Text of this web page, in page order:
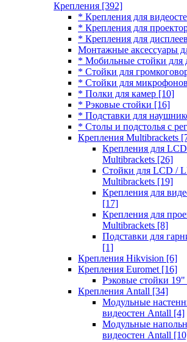
Крепления [392]
* Крепления для
* Крепления для
* Крепления для
Монтажные аксессуары
* Мобильные стойки для
* Стойки для
* Стойки для микрофонов
* Полки для камер [10]
* Рэковые стойки [16]
* Подставки для
* Столы и подстолья с
Крепления Multibrackets
Крепления для
Multibrackets [26]
Стойки для LCD /
Multibrackets [19]
Крепления для
[17]
Крепления для
Multibrackets [8]
Подставки для
[1]
Крепления Hikvision [6]
Крепления Euromet [16]
Рэковые стойки 19"
Крепления Antall [34]
Модульные
видеостен Antall [4]
Модульные
видеостен Antall